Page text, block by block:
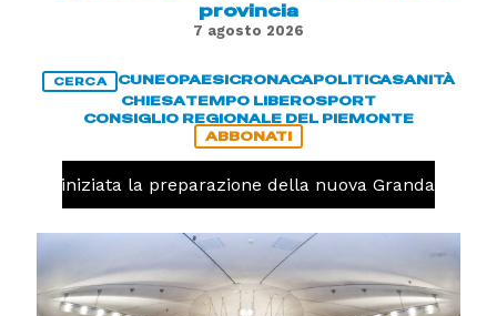
provincia
7 agosto 2026
CERCA CUNEOPAESICRONACAPOLITICASANITÀ
CHIESATEMPO LIBEROSPORT
CONSIGLIO REGIONALE DEL PIEMONTE
ABBONATI
iniziata la preparazione della nuova Granda Volley